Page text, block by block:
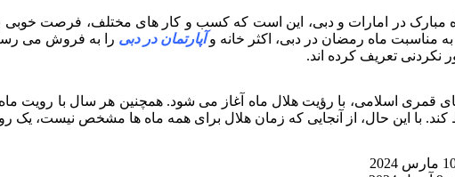
مبارک در امارات و دبی، این است که کسب و کار های مختلف، فرصت خوبی
مناسبت ماه رمضان در دبی، اکثر خانه وآپارتمان در دبی را به فروش می
نکردنی تعریف کرده اند.
با این حال، از آنجایی که زمان هلال برای همه ماه ها مشخص نیست، یک